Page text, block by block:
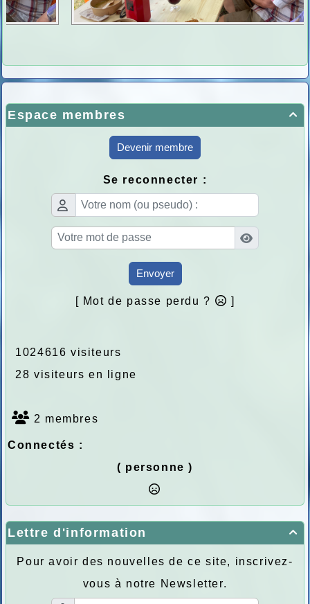

Espace membres
Devenir membre
Se reconnecter :
Envoyer
[ Mot de passe perdu ? ]
1024616 visiteurs
28 visiteurs en ligne
2 membres
Connectés :
( personne )

Lettre d'information
Pour avoir des nouvelles de ce site, inscrivez-
vous à notre Newsletter.